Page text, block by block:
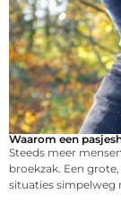
Waarom een
Steeds meer
broekzak. Een
situaties simpelweg